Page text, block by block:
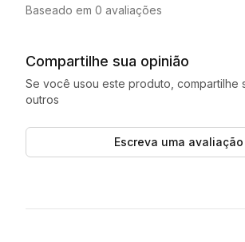
Baseado em 0 avaliações
Compartilhe sua opinião
Se você usou este produto, compartilhe
outros
Escreva uma avaliação